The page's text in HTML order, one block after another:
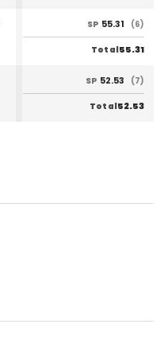
SP 55.31 (6)
Total55.31
SP 52.53 (7)
Total52.53